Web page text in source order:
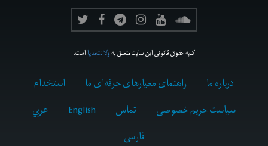
کلیه حقوق قانونی این سایت متعلق بهولانت‌مدیااست.
درباره ما راهنمای معیارهای حرفه‌ای ما
استخدام
سیاست حریم خصوصی
تماس English
عربي
فارسى